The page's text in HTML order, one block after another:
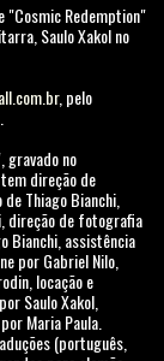
"Cosmic Redemption"
Saulo Xakol no
, pelo
gravado no
direção de
Thiago Bianchi,
direção de fotografia
Bianchi, assistência
por Gabriel Nilo,
locação e
Saulo Xakol,
Maria Paula.
(português,